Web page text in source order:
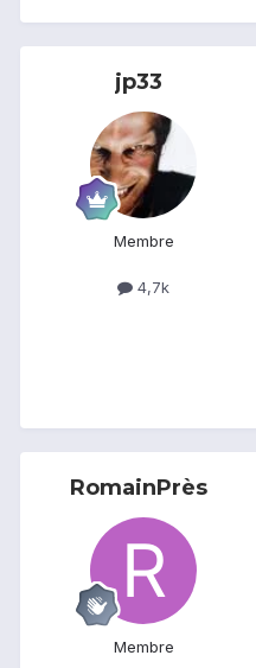
jp33
Membre
4,7k
RomainPrès
Membre